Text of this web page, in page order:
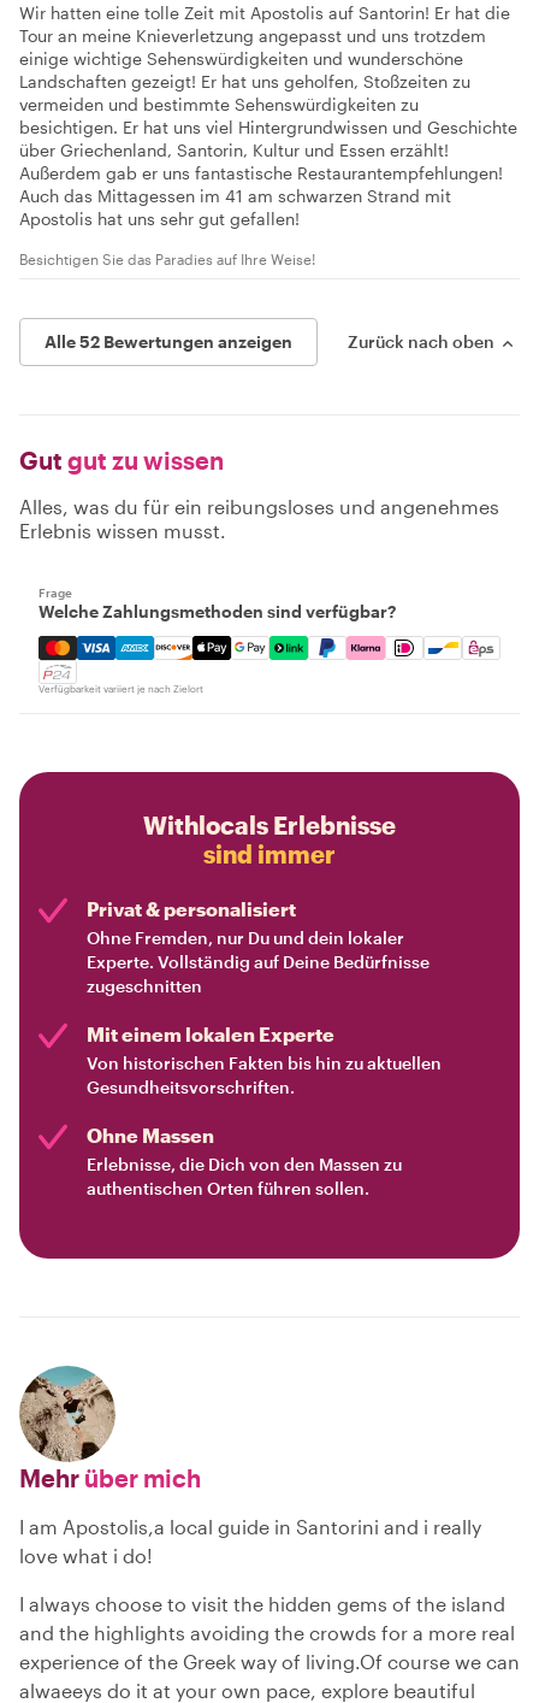
Wir hatten eine tolle Zeit mit Apostolis auf Santorin! Er hat die
Tour an meine Knieverletzung angepasst und uns trotzdem
einige wichtige Sehenswürdigkeiten und wunderschöne
Landschaften gezeigt! Er hat uns geholfen, Stoßzeiten zu
vermeiden und bestimmte Sehenswürdigkeiten zu
besichtigen. Er hat uns viel Hintergrundwissen und Geschichte
über Griechenland, Santorin, Kultur und Essen erzählt!
Außerdem gab er uns fantastische Restaurantempfehlungen!
Auch das Mittagessen im 41 am schwarzen Strand mit
Apostolis hat uns sehr gut gefallen!
Besichtigen Sie das Paradies auf Ihre Weise!
Alle 52 Bewertungen anzeigen Zurück nach oben
Gut gut zu wissen
Alles, was du für ein reibungsloses und angenehmes
Erlebnis wissen musst.
Frage
Welche Zahlungsmethoden sind verfügbar?
Mastercard, Visa, Amex, Discover, Apple Pay, Google
Verfügbarkeit variiert je nach Zielort
Withlocals Erlebnisse
sind immer
Privat & personalisiert
Ohne Fremden, nur Du und dein lokaler
Experte. Vollständig auf Deine Bedürfnisse
zugeschnitten
Mit einem lokalen Experte
Von historischen Fakten bis hin zu aktuellen
Gesundheitsvorschriften.
Ohne Massen
Erlebnisse, die Dich von den Massen zu
authentischen Orten führen sollen.
Mehr über mich
I am Apostolis,a local guide in Santorini and i really
love what i do!
I always choose to visit the hidden gems of the island
and the highlights avoiding the crowds for a more real
experience of the Greek way of living.Of course we can
alwaeeys do it at your own pace, explore beautiful